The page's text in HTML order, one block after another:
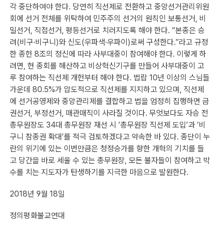
각 중단하여야 한다. 당연히 직선제로 전환하고 중앙선거관리위원
회에 선거 전체를 위탁하여 민주주의 선거의 원칙인 보통선거, 비
밀선거, 직접선거, 평등선거로 치러지도록 해야 한다. “본종은 승
려(비구·비구니)와 신도(우파색·우파이)로써 구성한다.”라고 규정
한 종헌 8조의 정신에 따라 사부대중이 참여해야 한다. 이렇게 하
려면, 현 종회를 해산하고 비상혁신기구를 만들어 사부대중이 고
루 참여하는 직선제 개헌부터 해야 한다. 법랍 10년 이상의 스님들
가운데 80.5%가 압도적으로 직선제를 지지하고 있으며, 직선제
에 선거공영제와 중앙관리제를 결합하고 법을 엄정히 집행하면 금
권선거, 부정선거, 매관매직이 사라질 것이다. 무엇보다도 자승 전
총무원장도 34대 총무원장 재선 시 ‘총무원장 직선제 도입’과 ‘비
구니 참종권 확대’를 적극 검토하겠다고 약속한 바 있다. 종단이 누
란의 위기에 있는 이번만큼은 청정승가를 향한 개혁의 기치를 들
고 당간을 바로 세울 수 있는 총무원장, 모든 불자들이 참여하고 박
수를 치는 지도자가 탄생하기를 지극한 마음으로 발원한다.
2018년 9월 18일
정의평화불교연대